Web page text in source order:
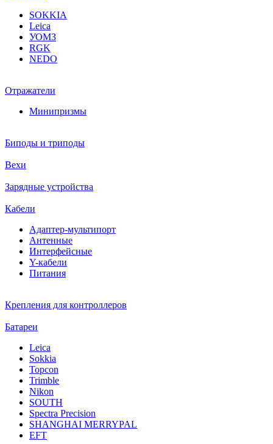
SOKKIA
Leica
УОМЗ
RGK
NEDO
Отражатели
Минипризмы
Биподы и триподы
Вехи
Зарядные устройства
Кабели
Адаптер-мультипорт
Антенные
Интерфейсные
Y-кабели
Питания
Крепления для контроллеров
Батареи
Leica
Sokkia
Topcon
Trimble
Nikon
SOUTH
Spectra Precision
SHANGHAI MERRYPAL
EFT